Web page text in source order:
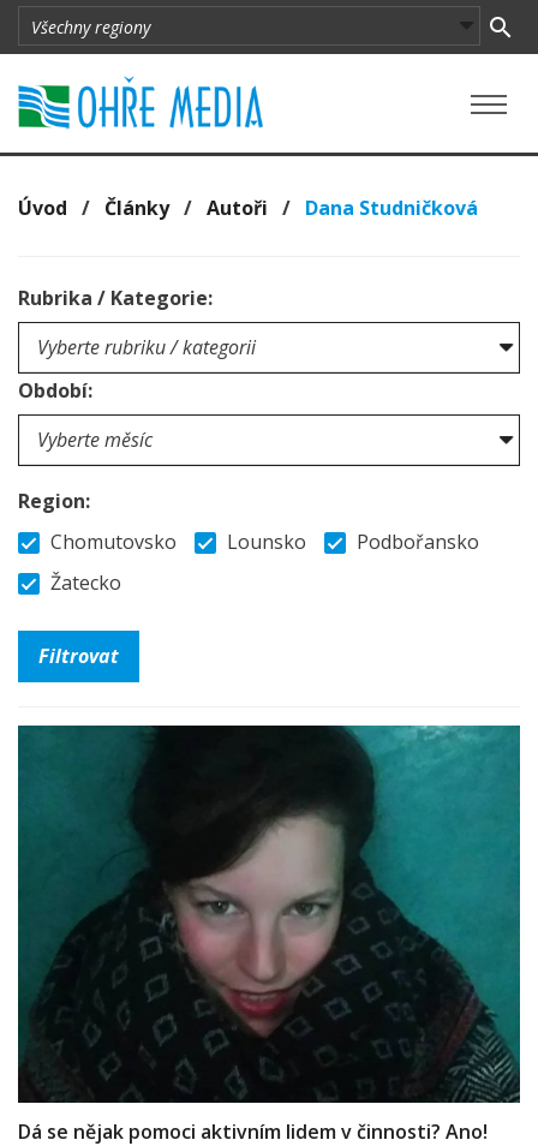
Úvod / Články/ Autoři / Dana Studničková
Rubrika / Kategorie:
Období:
Region:
Chomutovsko
Lounsko
Podbořansko
Žatecko
Dá se nějak pomoci aktivním lidem v činnosti? Ano!